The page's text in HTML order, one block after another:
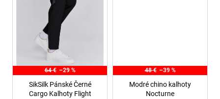
64 € –29 %
SikSilk Pánské Černé
Cargo Kalhoty Flight
48 € –39 %
Modré chino kalhoty
Nocturne